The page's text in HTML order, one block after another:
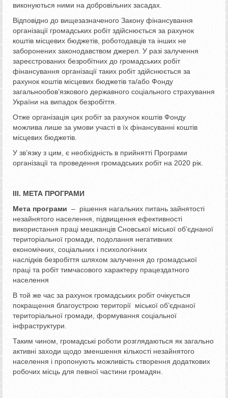
виконуються ними на добровільних засадах.
Відповідно до вищезазначеного Закону фінансування
організації громадських робіт здійснюється за рахунок
коштів місцевих бюджетів, роботодавців та інших не
заборонених законодавством джерел. У разі залучення
зареєстрованих безробітних до громадських робіт
фінансування організації таких робіт здійснюється за
рахунок коштів місцевих бюджетів та/або Фонду
загальнообов’язкового державного соціального страхування
України на випадок безробіття.
Отже організація цих робіт за рахунок коштів Фонду
можлива лише за умови участі в їх фінансуванні коштів
місцевих бюджетів.
У зв’язку з цим, є необхідність в прийнятті Програми
організації та проведення громадських робіт на 2020 рік.
ІІІ. МЕТА ПРОГРАМИ
Мета програми – рішення нагальних питань зайнятості
незайнятого населення, підвищення ефективності
використання праці мешканців Сновської міської об’єднаної
територіальної громади, подолання негативних
економічних, соціальних і психологічних
наслідків безробіття шляхом залучення до громадської
праці та робіт тимчасового характеру працездатного
населення
В той же час за рахунок громадських робіт очікується
покращення благоустрою території міської об’єднаної
територіальної громади, формування соціальної
інфраструктури.
Таким чином, громадські роботи розглядаються як загально
активні заходи щодо зменшення кількості незайнятого
населення і пропонують можливість створення додаткових
робочих місць для певної частини громадян.